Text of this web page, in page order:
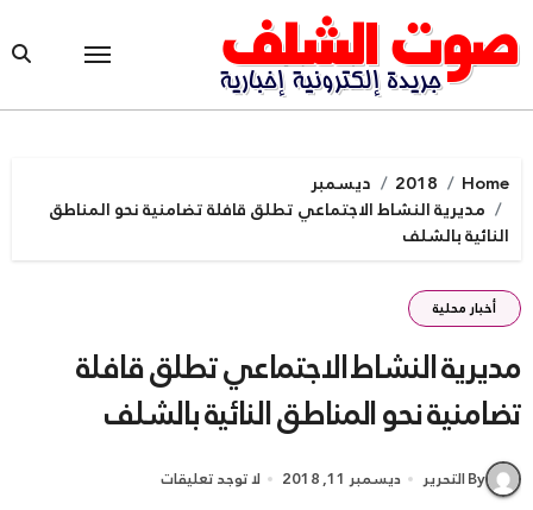
to
content
Home
2018
ديسمبر
مديرية النشاط الاجتماعي تطلق قافلة تضامنية نحو المناطق
النائية بالشلف
أخبار محلية
مديرية النشاط الاجتماعي تطلق قافلة
تضامنية نحو المناطق النائية بالشلف
By التحرير ديسمبر 11, 2018 لا توجد تعليقات